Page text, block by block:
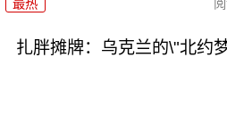
最热
扎胖摊牌：乌克兰的\"北约